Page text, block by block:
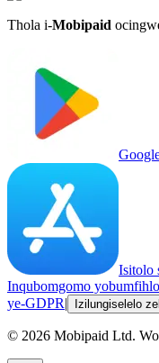
Thola i-Mobipaid
Isitolo
Inqubomgomo yobumfihlo
ye-GDPR| Izilungiselelo
© 2026 Mobipaid Ltd.